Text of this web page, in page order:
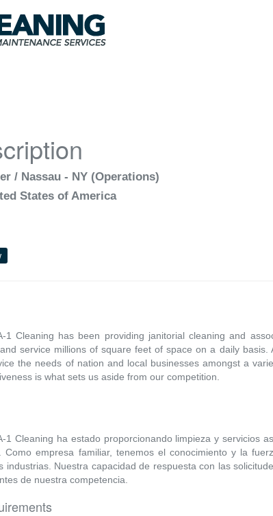
/ Nassau - NY (Operations)
States of America
1 Cleaning has been providing janitorial cleaning and
service millions of square feet of space on a daily
the needs of nation and local businesses amongst a
is what sets us aside from our competition.
1 Cleaning ha estado proporcionando limpieza y servicios
Como empresa familiar, tenemos el conocimiento y la
industrias. Nuestra capacidad de respuesta con las
de nuestra competencia.